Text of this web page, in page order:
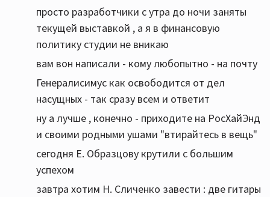
просто разработчики с утра до ночи заняты
текущей выставкой , а я в финансовую
политику студии не вникаю
вам вон написали - кому любопытно - на почту
Генералисимус как освободится от дел
насущных - так сразу всем и ответит
ну а лучше , конечно - приходите на РосХайЭнд
и своими родными ушами "втирайтесь в вещь"
сегодня Е. Образцову крутили с большим
успехом
завтра хотим Н. Сличенко завести : две гитары